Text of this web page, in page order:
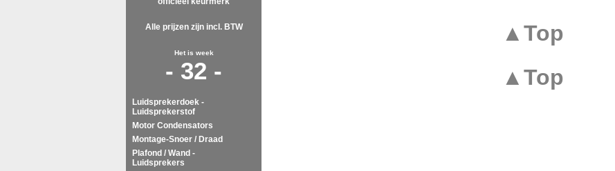
Alle prijzen zijn incl. BTW
Het is week
- 32 -
Luidsprekerdoek -
Luidsprekerstof
Motor Condensators
Montage-Snoer / Draad
Plafond / Wand -
Luidsprekers
▲Top
▲Top